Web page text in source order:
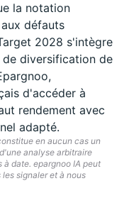
la notation
défauts
2028 s'intègre
diversification de
d'accéder à
rendement avec
adapté.
en aucun cas un
analyse arbitraire
à date. epargnoo IA peut
signaler et à nous